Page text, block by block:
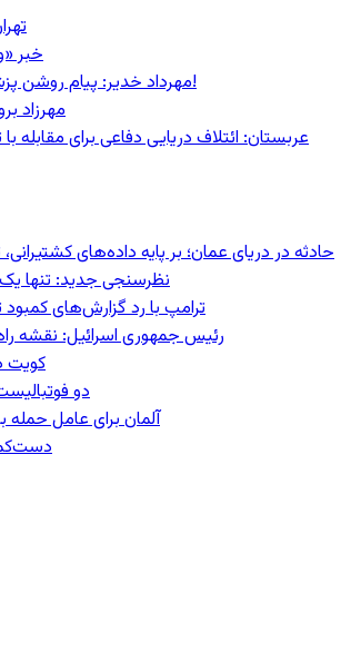
خبر
مهرداد خدیر: پیام روشن پزشکیان در گفت‌و‌گوی تصویری با مرد نامرئی: من هستم!
مهرزاد
عربستان: ائتلاف دریایی دفاعی برای
حادثه در دریای عمان؛ بر پایه داده‌های
نظرسنجی جدید: تنها
ترامپ با رد گزارش‌های کمبود
رئیس‌ جمهوری اسرائیل: نقشه
کویت
دو
آلمان برای عامل
دست‌کم ۳۰ نیروی دولتی یمن در حملات